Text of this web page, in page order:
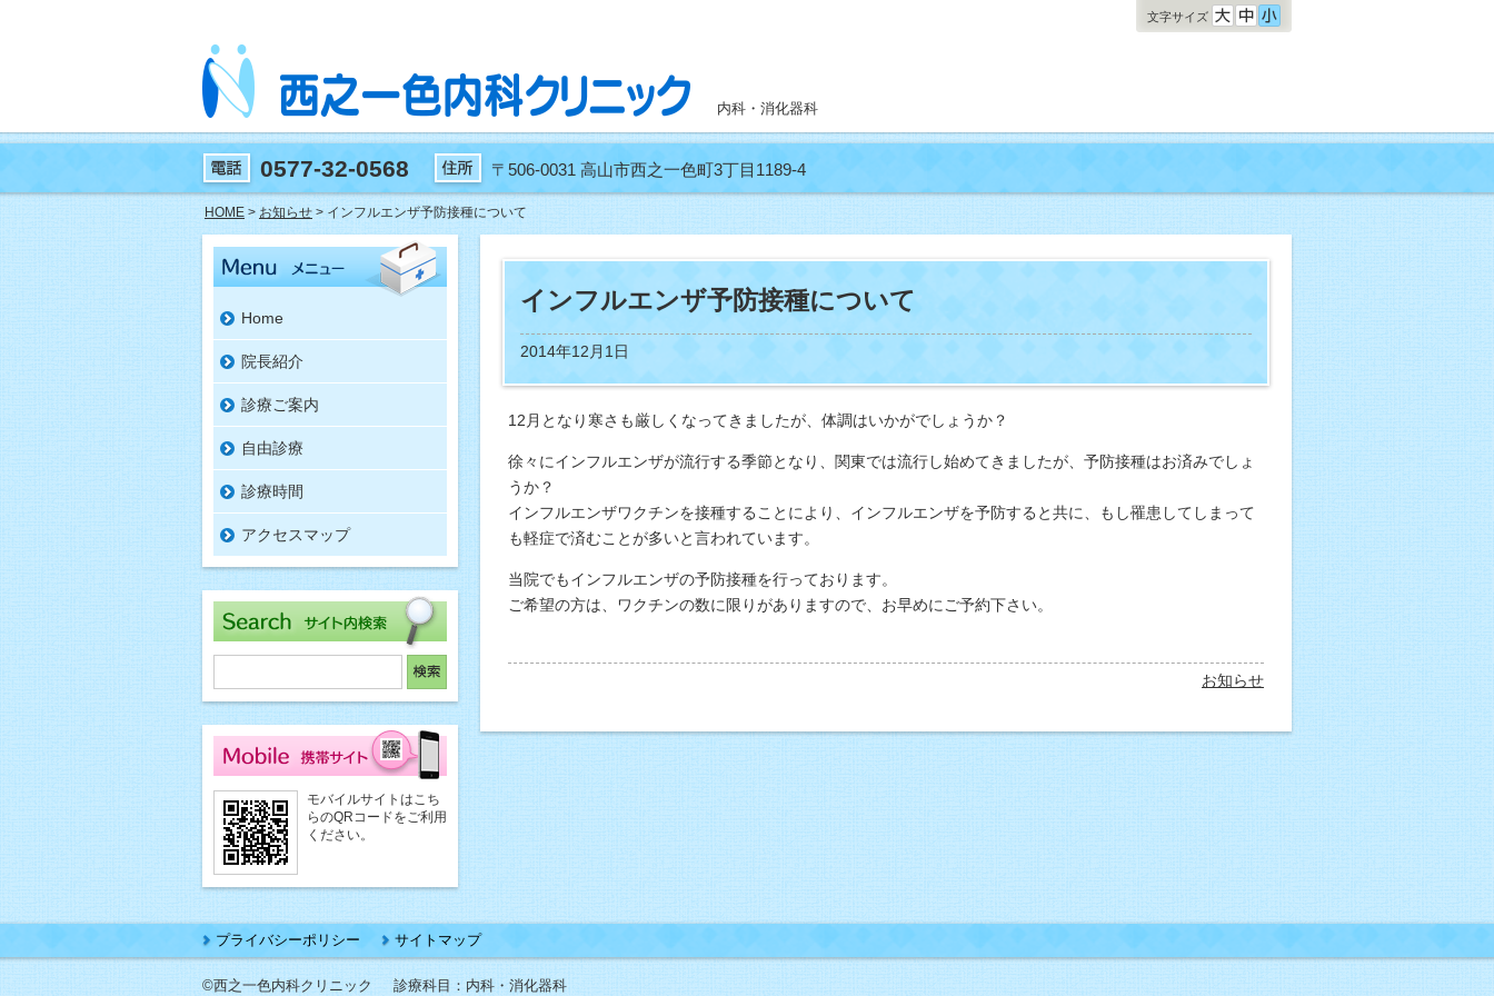
内科・消化器科
0577-32-0568 〒506-0031 高山市西之一色町3丁目1189-4
HOME > お知らせ > インフルエンザ予防接種について
インフルエンザ予防接種について
2014年12月1日
12月となり寒さも厳しくなってきましたが、体調はいかがでしょうか？
徐々にインフルエンザが流行する季節となり、関東では流行し始めてきましたが、予防接種はお済みでしょ
うか？
インフルエンザワクチンを接種することにより、インフルエンザを予防すると共に、もし罹患してしまって
も軽症で済むことが多いと言われています。
当院でもインフルエンザの予防接種を行っております。
ご希望の方は、ワクチンの数に限りがありますので、お早めにご予約下さい。
お知らせ
Home
院長紹介
診療ご案内
自由診療
診療時間
アクセスマップ
モバイルサイトはこち
らのQRコードをご利用
ください。
プライバシーポリシー サイトマップ
©西之一色内科クリニック 診療科目：内科・消化器科
文字サイズ